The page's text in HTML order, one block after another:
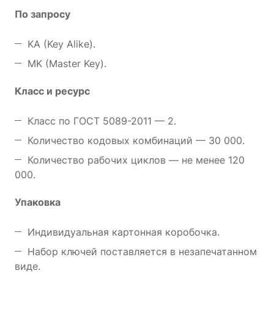
По запросу
KA (Key Alike).
MK (Master Key).
Класс и ресурс
Класс по ГОСТ 5089-2011 — 2.
Количество кодовых комбинаций — 30 000.
Количество рабочих циклов — не менее 120
000.
Упаковка
Индивидуальная картонная коробочка.
Набор ключей поставляется в незапечатанном
виде.